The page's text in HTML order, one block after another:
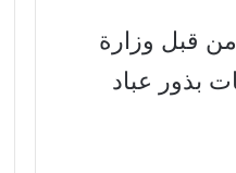
من قبل وزارة
(34 جرام) من حبات بذور عباد